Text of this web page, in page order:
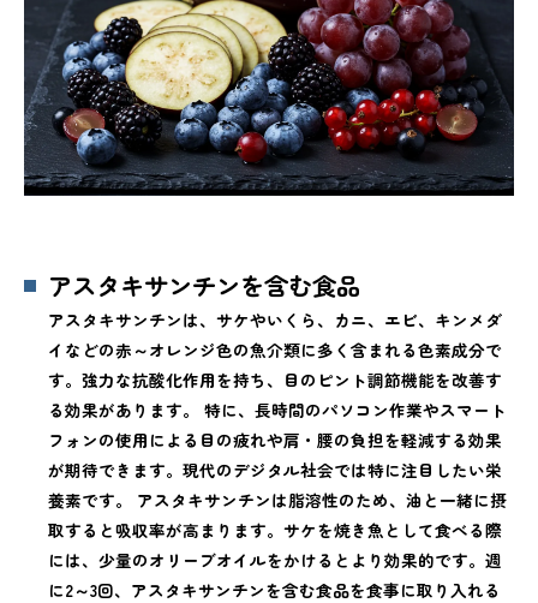
アスタキサンチンを含む食品
アスタキサンチンは、サケやいくら、カニ、エビ、キンメダ
イなどの赤～オレンジ色の魚介類に多く含まれる色素成分で
す。強力な抗酸化作用を持ち、目のピント調節機能を改善す
る効果があります。 特に、長時間のパソコン作業やスマート
フォンの使用による目の疲れや肩・腰の負担を軽減する効果
が期待できます。現代のデジタル社会では特に注目したい栄
養素です。 アスタキサンチンは脂溶性のため、油と一緒に摂
取すると吸収率が高まります。サケを焼き魚として食べる際
には、少量のオリーブオイルをかけるとより効果的です。週
に2～3回、アスタキサンチンを含む食品を食事に取り入れる